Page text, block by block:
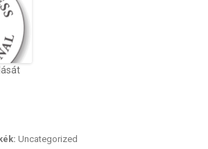
Uncategorized